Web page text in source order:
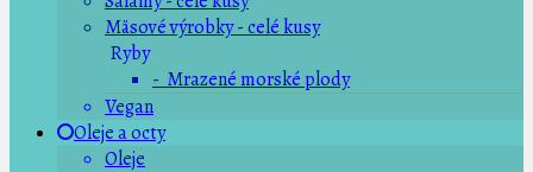
Mäsové výrobky - celé kusy
Ryby
- Mrazené morské plody
Vegan
Oleje a octy
Oleje